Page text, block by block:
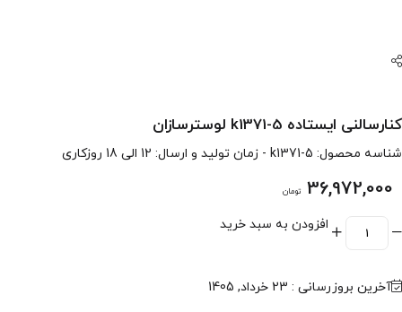
کنارسالنی ایستاده k1371-5 لوسترسازان
شناسه محصول: k1371-5 - زمان تولید و ارسال: 12 الی 18 روزکاری
36,972,000 تومان
افزودن به سبد خرید
آخرین بروزرسانی : 23 خرداد, 1405